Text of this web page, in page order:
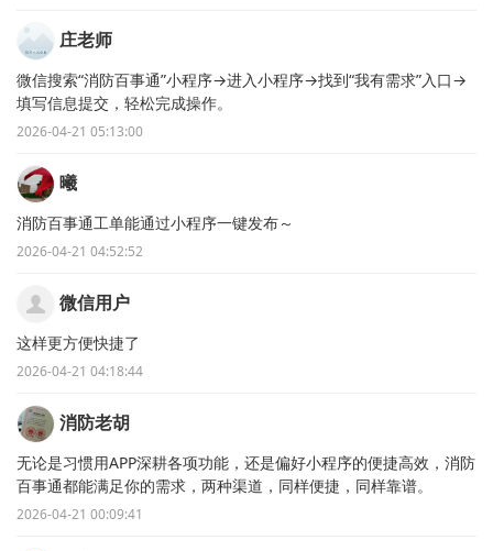
庄老师
微信搜索“消防百事通”小程序→进入小程序→找到“我有需求”入口→
填写信息提交，轻松完成操作。
2026-04-21 05:13:00
曦
消防百事通工单能通过小程序一键发布～
2026-04-21 04:52:52
微信用户
这样更方便快捷了
2026-04-21 04:18:44
消防老胡
无论是习惯用APP深耕各项功能，还是偏好小程序的便捷高效，消防
百事通都能满足你的需求，两种渠道，同样便捷，同样靠谱。
2026-04-21 00:09:41